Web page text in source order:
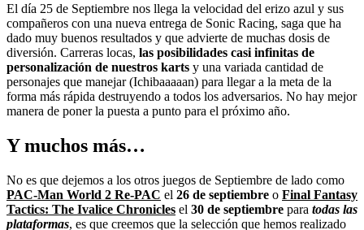
El día 25 de Septiembre nos llega la velocidad del erizo azul y sus
compañeros con una nueva entrega de Sonic Racing, saga que ha
dado muy buenos resultados y que advierte de muchas dosis de
diversión. Carreras locas, las posibilidades casi infinitas de
personalización de nuestros karts y una variada cantidad de
personajes que manejar (Ichibaaaaan) para llegar a la meta de la
forma más rápida destruyendo a todos los adversarios. No hay mejor
manera de poner la puesta a punto para el próximo año.
Y muchos más…
No es que dejemos a los otros juegos de Septiembre de lado como
PAC-Man World 2 Re-PAC el 26 de septiembre o Final Fantasy
Tactics: The Ivalice Chronicles el 30 de septiembre para todas las
plataformas, es que creemos que la selección que hemos realizado